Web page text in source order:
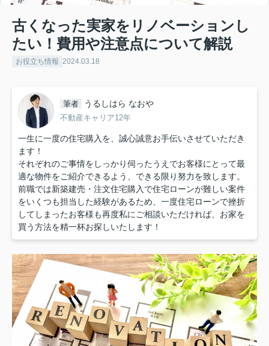
古くなった実家をリノベーションし
たい！費用や注意点について解説
お役立ち情報 2024.03.18
筆者 うるしはら なおや
不動産キャリア12年
一生に一度の住宅購入を、誠心誠意お手伝いさせていただき
ます！
それぞれのご事情をしっかり伺ったうえでお客様にとって最
適な物件をご紹介できるよう、できる限り努力を致します。
前職では新築建売・注文住宅購入で住宅ローンが難しい案件
をいくつも担当した経験があるため、一度住宅ローンで挫折
してしまったお客様も再度私にご相談いただければ、お家を
買う方法を精一杯お探しいたします！